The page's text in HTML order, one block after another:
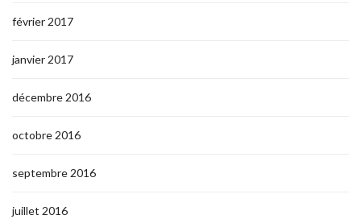
février 2017
janvier 2017
décembre 2016
octobre 2016
septembre 2016
juillet 2016